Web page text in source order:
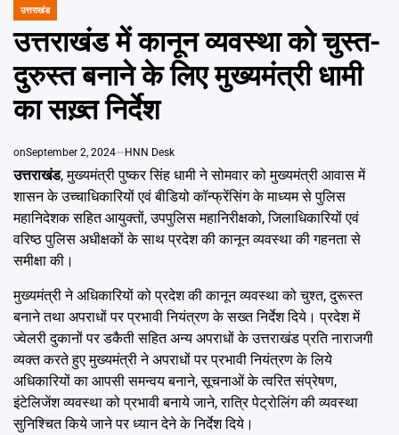
POSTED
उत्तराखंड
उत्तराखंड में कानून व्यवस्था को चुस्त-
दुरुस्त बनाने के लिए मुख्यमंत्री धामी
का सख़्त निर्देश
onSeptember 2, 2024 HNN Desk
उत्तराखंड, मुख्यमंत्री पुष्कर सिंह धामी ने सोमवार को मुख्यमंत्री आवास में
शासन के उच्चाधिकारियों एवं बीडियो कॉन्फ्रेंसिंग के माध्यम से पुलिस
महानिदेशक सहित आयुक्तों, उपपुलिस महानिरीक्षको, जिलाधिकारियों एवं
वरिष्ठ पुलिस अधीक्षकों के साथ प्रदेश की कानून व्यवस्था की गहनता से
समीक्षा की।
मुख्यमंत्री ने अधिकारियों को प्रदेश की कानून व्यवस्था को चुश्त, दुरूस्त
बनाने तथा अपराधों पर प्रभावी नियंत्रण के सख्त निर्देश दिये। प्रदेश में
ज्वेलरी दुकानों पर डकैती सहित अन्य अपराधों के उत्तराखंड प्रति नाराजगी
व्यक्त करते हुए मुख्यमंत्री ने अपराधों पर प्रभावी नियंत्रण के लिये
अधिकारियों का आपसी समन्वय बनाने, सूचनाओं के त्वरित संप्रेषण,
इंटेलिजेंश व्यवस्था को प्रभावी बनाये जाने, रात्रि पेट्रोलिंग की व्यवस्था
सुनिश्चित किये जाने पर ध्यान देने के निर्देश दिये।